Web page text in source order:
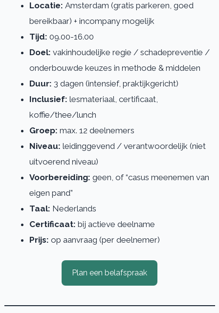
Locatie: Amsterdam (gratis parkeren, goed
bereikbaar) + incompany mogelijk
Tijd: 09.00-16.00
Doel: vakinhoudelijke regie / schadepreventie /
onderbouwde keuzes in methode & middelen
Duur: 3 dagen (intensief, praktijkgericht)
Inclusief: lesmateriaal, certificaat,
koffie/thee/lunch
Groep: max. 12 deelnemers
Niveau: leidinggevend / verantwoordelijk (niet
uitvoerend niveau)
Voorbereiding: geen, of “casus meenemen van
eigen pand”
Taal: Nederlands
Certificaat: bij actieve deelname
Prijs: op aanvraag (per deelnemer)
Plan een belafspraak